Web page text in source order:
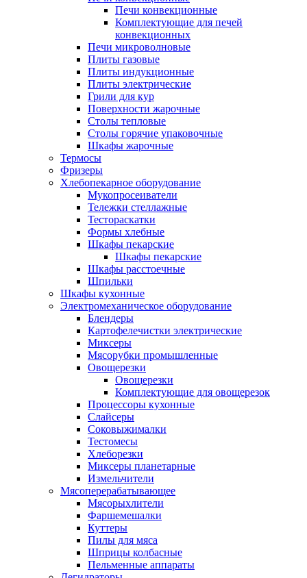
Печи конвекционные
Комплектующие для печей
конвекционных
Печи микроволновые
Плиты газовые
Плиты индукционные
Плиты электрические
Грили для кур
Поверхности жарочные
Столы тепловые
Столы горячие упаковочные
Шкафы жарочные
Термосы
Фризеры
Хлебопекарное оборудование
Мукопросеиватели
Тележки стеллажные
Тестораскатки
Формы хлебные
Шкафы пекарские
Шкафы пекарские
Шкафы расстоечные
Шпильки
Шкафы кухонные
Электромеханическое оборудование
Блендеры
Картофелечистки электрические
Миксеры
Мясорубки промышленные
Овощерезки
Овощерезки
Комплектующие для овощерезок
Процессоры кухонные
Слайсеры
Соковыжималки
Тестомесы
Хлеборезки
Миксеры планетарные
Измельчители
Мясоперерабатывающее
Мясорыхлители
Фаршемешалки
Куттеры
Пилы для мяса
Шприцы колбасные
Пельменные аппараты